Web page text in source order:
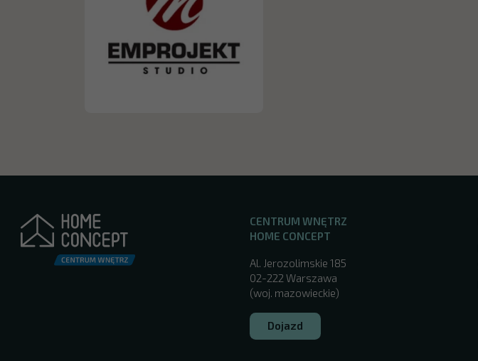
CENTRUM WNĘTRZ
HOME CONCEPT
Al. Jerozolimskie 185
02-222 Warszawa
(woj. mazowieckie)
Dojazd